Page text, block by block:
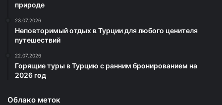
природе
23.07.2026
Неповторимый отдых в Турции для любого ценителя
путешествий
22.07.2026
Горящие туры в Турцию с ранним бронированием на
2026 год
Облако меток